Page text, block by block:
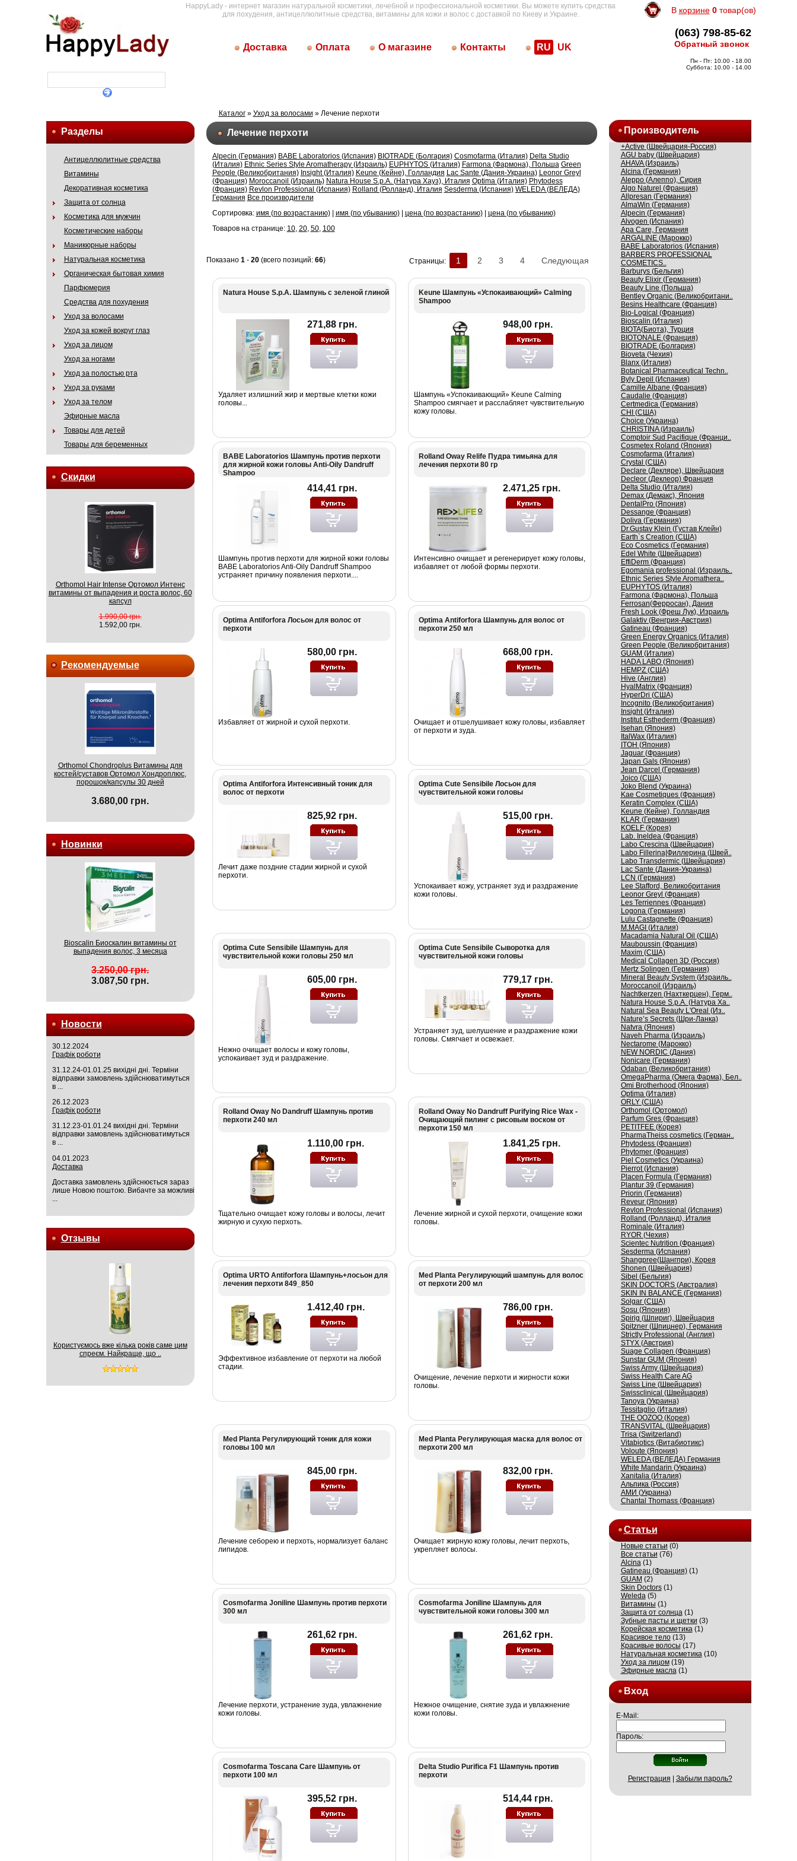
HappyLady - интернет магазин натуральной косметики, лечебной и профессиональной косметики. Вы можете купить средства
для похудения, антицеллюлитные средства, витамины для кожи и волос с доставкой по Киеву и Украине.
Доставка Оплата О магазине Контакты RU UK
В корзине 0товар(ов)
(063) 798-85-62
Обратный звонок
Пн - Пт: 10.00 - 18.00
Суббота: 10.00 - 14.00
Разделы
Антицеллюлитные средства
Витамины
Декоративная косметика
Защита от солнца
Косметика для мужчин
Косметические наборы
Маникюрные наборы
Натуральная косметика
Органическая бытовая химия
Парфюмерия
Средства для похудения
Уход за волосами
Уход за кожей вокруг глаз
Уход за лицом
Уход за ногами
Уход за полостью рта
Уход за руками
Уход за телом
Эфирные масла
Товары для детей
Товары для беременных
Скидки
Orthomol Hair Intense Ортомол Интенс
витамины от выпадения и роста волос, 60
капсул
1.990,00 грн.
1.592,00 грн.
Рекомендуемые
Orthomol Chondroplus Витамины для
костей/суставов Ортомол Хондроплюс,
порошок/капсулы 30 дней
3.680,00 грн.
Новинки
Bioscalin Биоскалин витамины от
выпадения волос, 3 месяца
3.250,00 грн.
3.087,50 грн.
Новости
30.12.2024
Графік роботи
31.12.24-01.01.25 вихідні дні. Терміни
відправки замовлень здійснюватимуться
в ...
26.12.2023
Графік роботи
31.12.23-01.01.24 вихідні дні. Терміни
відправки замовлень здійснюватимуться
в ...
04.01.2023
Доставка
Доставка замовлень здійснюється зараз
лише Новою поштою. Вибачте за можливі
Отзывы
Користуємось вже кілька років саме цим
спреєм. Найкраще, що ..
Каталог» Уход за волосами » Лечение перхоти
Лечение перхоти
Alpecin (Германия) BABE Laboratorios (Испания) BIOTRADE (Болгария) Cosmofarma (Италия) Delta Studio
(Италия) Ethnic Series Style Aromatherapy (Израиль) EUPHYTOS (Италия) Farmona (Фармона), Польша Green
People (Великобритания) Insight (Италия) Keune (Кейне), Голландия Lac Sante (Дания-Украина) Leonor Greyl
(Франция) Moroccanoil (Израиль) Natura House S.p.A. (Натура Хауз), Италия Optima (Италия) Phytodess
(Франция) Revlon Professional (Испания) Rolland (Ролланд), Италия Sesderma (Испания) WELEDA (ВЕЛЕДА)
Германия Все производители
Сортировка: имя (по возрастанию)| имя (по убыванию)| цена (по возрастанию)| цена (по убыванию)
Товаров на странице: 10, 20, 50, 100
Страницы: 1 2 3 4 Следующая
Показано 1 - 20(всего позиций: 66)
Natura House S.p.A. Шампунь с зеленой глиной
271,88 грн.
Удаляет излишний жир и мертвые клетки кожи
головы...
Keune Шампунь «Успокаивающий» Calming
Shampoo
948,00 грн.
Шампунь «Успокаивающий» Keune Calming
Shampoo смягчает и расслабляет чувствительную
кожу головы.
BABE Laboratorios Шампунь против перхоти
для жирной кожи головы Anti-Oily Dandruff
Shampoo
414,41 грн.
Шампунь против перхоти для жирной кожи головы
BABE Laboratorios Anti-Oily Dandruff Shampoo
устраняет причину появления перхоти....
Rolland Oway Relife Пудра тимьяна для
лечения перхоти 80 гр
2.471,25 грн.
Интенсивно очищает и регенерирует кожу головы,
избавляет от любой формы перхоти.
Optima Antiforfora Лосьон для волос от
перхоти
580,00 грн.
Избавляет от жирной и сухой перхоти.
Optima Antiforfora Шампунь для волос от
перхоти 250 мл
668,00 грн.
Очищает и отшелушивает кожу головы, избавляет
от перхоти и зуда.
Optima Antiforfora Интенсивный тоник для
волос от перхоти
825,92 грн.
Лечит даже поздние стадии жирной и сухой
перхоти.
Optima Cute Sensibile Лосьон для
чувствительной кожи головы
515,00 грн.
Успокаивает кожу, устраняет зуд и раздражение
кожи головы.
Optima Cute Sensibile Шампунь для
чувствительной кожи головы 250 мл
605,00 грн.
Нежно очищает волосы и кожу головы,
успокаивает зуд и раздражение.
Optima Cute Sensibile Сыворотка для
чувствительной кожи головы
779,17 грн.
Устраняет зуд, шелушение и раздражение кожи
головы. Смягчает и освежает.
Rolland Oway No Dandruff Шампунь против
перхоти 240 мл
1.110,00 грн.
Тщательно очищает кожу головы и волосы, лечит
жирную и сухую перхоть.
Rolland Oway No Dandruff Purifying Rice Wax -
Очищающий пилинг с рисовым воском от
перхоти 150 мл
1.841,25 грн.
Лечение жирной и сухой перхоти, очищение кожи
головы.
Optima URTO Antiforfora Шампунь+лосьон для
лечения перхоти 849_850
1.412,40 грн.
Эффективное избавление от перхоти на любой
стадии.
Med Planta Регулирующий шампунь для волос
от перхоти 200 мл
786,00 грн.
Очищение, лечение перхоти и жирности кожи
головы.
Med Planta Регулирующий тоник для кожи
головы 100 мл
845,00 грн.
Лечение себорею и перхоть, нормализует баланс
липидов.
Med Planta Регулирующая маска для волос от
перхоти 200 мл
832,00 грн.
Очищает жирную кожу головы, лечит перхоть,
укрепляет волосы.
Cosmofarma Joniline Шампунь против перхоти
300 мл
261,62 грн.
Лечение перхоти, устранение зуда, увлажнение
кожи головы.
Cosmofarma Joniline Шампунь для
чувствительной кожи головы 300 мл
261,62 грн.
Нежное очищение, снятие зуда и увлажнение
кожи головы.
Cosmofarma Toscana Care Шампунь от
перхоти 100 мл
395,52 грн.
Delta Studio Purifica F1 Шампунь против
перхоти
514,44 грн.
Производитель
+Active (Швейцария-Россия)
AGU baby (Швейцария)
AHAVA (Израиль)
Alcina (Германия)
Aleppo (Алеппо), Сирия
Algo Naturel (Франция)
Allpresan (Германия)
AlmaWin (Германия)
Alpecin (Германия)
Alvogen (Испания)
Apa Care, Германия
ARGALINE (Марокко)
BABE Laboratorios (Испания)
BARBERS PROFESSIONAL
COSMETICS..
Barburys (Бельгия)
Beauty Elixir (Германия)
Beauty Line (Польша)
Bentley Organic (Великобритани..
Besins Healthcare (Франция)
Bio-Logical (Франция)
Bioscalin (Италия)
BIOTA(Биота), Турция
BIOTONALE (Франция)
BIOTRADE (Болгария)
Bioveta (Чехия)
Blanx (Италия)
Botanical Pharmaceutical Techn..
Byly Depil (Испания)
Camille Albane (Франция)
Caudalie (Франция)
Certmedica (Германия)
CHI (США)
Choice (Украина)
CHRISTINA (Израиль)
Comptoir Sud Pacifique (Франци..
Cosmetex Roland (Япония)
Cosmofarma (Италия)
Crystal (США)
Declare (Декляре), Швейцария
Decleor (Деклеор) Франция
Delta Studio (Италия)
Demax (Демакс), Япония
DentalPro (Япония)
Dessange (Франция)
Doliva (Германия)
Dr.Gustav Klein (Густав Клейн)
Earth`s Creation (США)
Eco Cosmetics (Германия)
Edel White (Швейцария)
EffiDerm (Франция)
Egomania professional (Израиль..
Ethnic Series Style Aromathera..
EUPHYTOS (Италия)
Farmona (Фармона), Польша
Ferrosan(Ферросан), Дания
Fresh Look (Фреш Лук), Израиль
Galaktiv (Венгрия-Австрия)
Gatineau (Франция)
Green Energy Organics (Италия)
Green People (Великобритания)
GUAM (Италия)
HADA LABO (Япония)
HEMPZ (США)
Hive (Англия)
HyalMatrix (Франция)
HyperDri (США)
Incognito (Великобритания)
Insight (Италия)
Institut Esthederm (Франция)
Isehan (Япония)
ItalWax (Италия)
ITOH (Япония)
Jaguar (Франция)
Japan Gals (Япония)
Jean Darcel (Германия)
Joico (США)
Joko Blend (Украина)
Kaе Cosmеtiques (Франция)
Keratin Complex (США)
Keune (Кейне), Голландия
KLAR (Германия)
KOELF (Корея)
Lab. Ineldea (Франция)
Labo Crescina (Швейцария)
Labo Fillerina|Филлерина (Швей..
Labo Transdermic (Швейцария)
Lac Sante (Дания-Украина)
LCN (Германия)
Lee Stafford, Великобритания
Leonor Greyl (Франция)
Les Terriennes (Франция)
Logona (Германия)
Lulu Castagnette (Франция)
M.MAGI (Италия)
Macadamia Natural Oil (США)
Mauboussin (Франция)
Maxim (США)
Medical Collagen 3D (Россия)
Mertz Solingen (Германия)
Mineral Beauty System (Израиль..
Moroccanoil (Израиль)
Nachtkerzen (Нахткерцен), Герм..
Natura House S.p.A. (Натура Ха..
Natural Sea Beauty L'Oreal (Из..
Nature’s Secrets (Шри-Ланка)
Natvra (Япония)
Naveh Pharma (Израиль)
Nectarome (Марокко)
NEW NORDIC (Дания)
Nonicare (Германия)
Odaban (Великобритания)
OmegaPharma (Омега Фарма), Бел..
Omi Brotherhood (Япония)
Optima (Италия)
ORLY (США)
Orthomol (Ортомол)
Parfum Gres (Франция)
PETITFEE (Корея)
PharmaTheiss cosmetics (Герман..
Phytodess (Франция)
Phytomer (Франция)
Piel Cosmetics (Украина)
Pierrot (Испания)
Placen Formula (Германия)
Plantur 39 (Германия)
Priorin (Германия)
Reveur (Япония)
Revlon Professional (Испания)
Rolland (Ролланд), Италия
Rominale (Италия)
RYOR (Чехия)
Scientec Nutrition (Франция)
Sesderma (Испания)
Shangpree(Шангпри), Корея
Shonen (Швейцария)
Sibel (Бельгия)
SKIN DOCTORS (Австралия)
SKIN IN BALANCE (Германия)
Solgar (США)
Sosu (Япония)
Spirig (Шпириг), Швейцария
Spitzner (Шпицнер), Германия
Strictly Professional (Англия)
STYX (Австрия)
Suage Collagen (Франция)
Sunstar GUM (Япония)
Swiss Army (Швейцария)
Swiss Health Care AG
Swiss Line (Швейцария)
Swissсlinical (Швейцария)
Tanoya (Украина)
Tessitaglio (Италия)
THE OOZOO (Корея)
TRANSVITAL (Швейцария)
Trisa (Switzerland)
Vitabiotics (Витабиотикс)
Voloute (Япония)
WELEDA (ВЕЛЕДА) Германия
White Mandarin (Украина)
Xanitalia (Италия)
Альпика (Россия)
АМИ (Украина)
Сhantal Thomass (Франция)
Статьи
Новые статьи (0)
Все статьи (76)
Alcina(1)
Gatineau (Франция)(1)
GUAM (2)
Skin Doctors(1)
Weleda(5)
Витамины (1)
Защита от солнца(1)
Зубные пасты и щетки (3)
Корейская косметика(1)
Красивое тело(13)
Красивые волосы (17)
Натуральная косметика(10)
Уход за лицом(19)
Эфирные масла(1)
Вход
E-Mail:
Пароль:
Регистрация Забыли пароль?